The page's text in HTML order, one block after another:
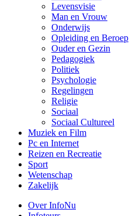
Levensvisie
Man en Vrouw
Onderwijs
Opleiding en Beroep
Ouder en Gezin
Pedagogiek
Politiek
Psychologie
Regelingen
Religie
Sociaal
Sociaal Cultureel
Muziek en Film
Pc en Internet
Reizen en Recreatie
Sport
Wetenschap
Zakelijk
Over InfoNu